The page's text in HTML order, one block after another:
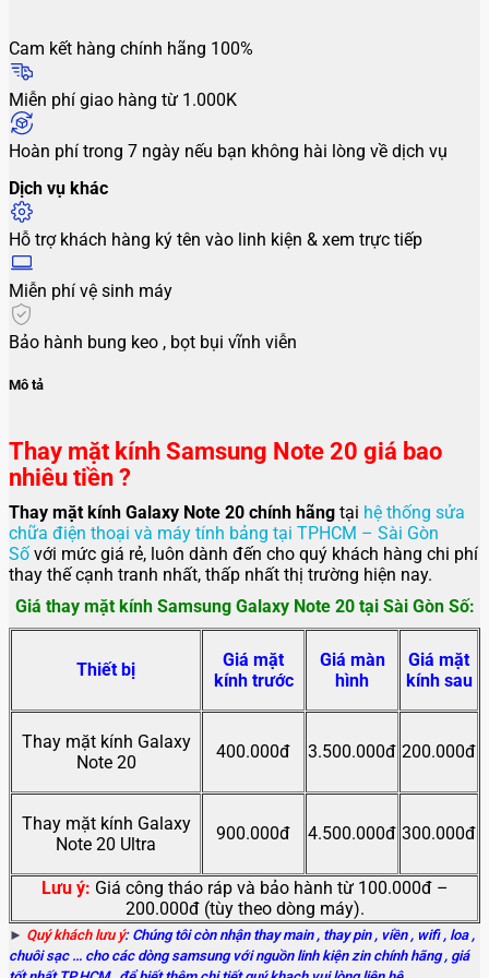
Cam kết hàng chính hãng 100%
Miễn phí giao hàng từ 1.000K
Hoàn phí trong 7 ngày nếu bạn không hài lòng về dịch vụ
Dịch vụ khác
Hỗ trợ khách hàng ký tên vào linh kiện & xem trực tiếp
Miễn phí vệ sinh máy
Bảo hành bung keo , bọt bụi vĩnh viễn
Mô tả
Thay mặt kính Samsung Note 20 giá bao
nhiêu tiền ?
Thay mặt kính Galaxy Note 20 chính hãng tại hệ thống sửa
chữa điện thoại và máy tính bảng tại TPHCM – Sài Gòn
Số với mức giá rẻ, luôn dành đến cho quý khách hàng chi phí
thay thế cạnh tranh nhất, thấp nhất thị trường hiện nay.
Giá thay mặt kính Samsung Galaxy Note 20 tại Sài Gòn Số:
Thiết bị
Giá mặt
kính trước
Giá màn
hình
Giá mặt
kính sau
Thay mặt kính Galaxy
Note 20
400.000đ 3.500.000đ 200.000đ
Thay mặt kính Galaxy
Note 20 Ultra
900.000đ 4.500.000đ 300.000đ
Lưu ý: Giá công tháo ráp và bảo hành từ 100.000đ –
200.000đ (tùy theo dòng máy).
► Quý khách lưu ý: Chúng tôi còn nhận thay main, thay pin , viền , wifi , loa ,
chuôi sạc … cho các dòng samsung với nguồn linh kiện zin chính hãng , giá